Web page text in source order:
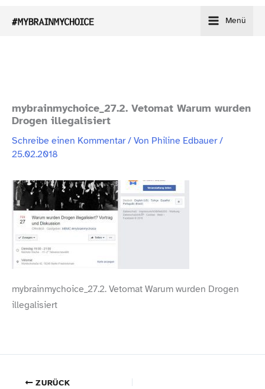
Inhalt
Menü
mybrainmychoice_27.2. Vetomat Warum wurden
Drogen illegalisiert
Schreibe einen Kommentar/ Von Philine Edbauer/
25.02.2018
mybrainmychoice_27.2. Vetomat Warum wurden Drogen
illegalisiert
ZURÜCK